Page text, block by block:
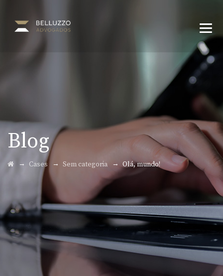
Blog
→ Cases → Sem categoria → Olá, mundo!